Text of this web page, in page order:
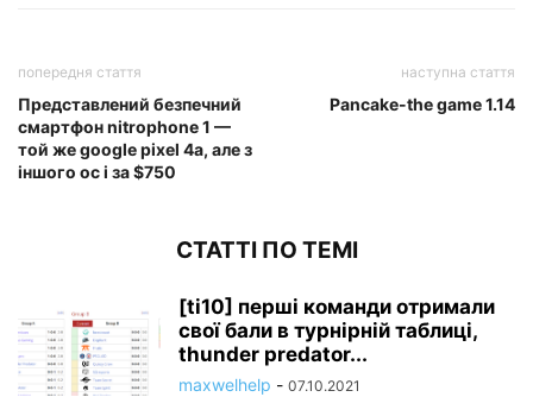
попередня стаття
Представлений безпечний
смартфон nitrophone 1 —
той же google pixel 4a, але з
іншого ос і за $750
наступна стаття
Pancake-the game 1.14
СТАТТІ ПО ТЕМІ
[ti10] перші команди отримали
свої бали в турнірній таблиці,
thunder predator...
maxwelhelp - 07.10.2021